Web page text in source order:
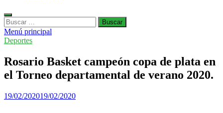
Buscar:
Menú principal
Deportes
Rosario Basket campeón copa de plata en
el Torneo departamental de verano 2020.
19/02/202019/02/2020